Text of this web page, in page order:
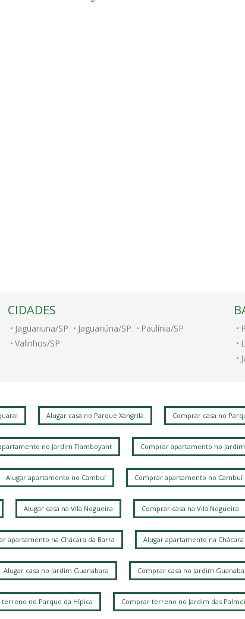
CIDADES
Jaguariuna/SP Jaguariúna/SP
Paulínia/SP
Valinhos/SP
Alugar casa no Parque Xangrila Comprar casa no
no Jardim Flamboyant Comprar apartamento no
Alugar apartamento no Cambuí Comprar apartamento no Cambuí
Alugar casa na Vila Nogueira Comprar casa na Vila Nogueira
apartamento na Chácara da Barra Alugar apartamento na Chácara
Alugar casa no Jardim Guanabara Comprar casa no Jardim
terreno no Parque da Hípica Comprar terreno no Jardim das